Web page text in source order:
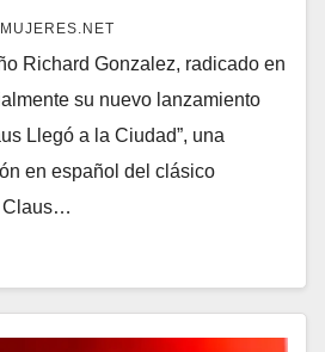
Richard Gonzalez, radicado en
su nuevo lanzamiento
Llegó a la Ciudad”, una
en español del clásico
Claus…